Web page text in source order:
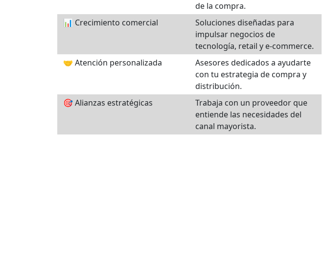
de la compra.
📊 Crecimiento comercial
Soluciones diseñadas para
impulsar negocios de
tecnología, retail y e-commerce.
🤝 Atención personalizada
Asesores dedicados a ayudarte
con tu estrategia de compra y
distribución.
🎯 Alianzas estratégicas
Trabaja con un proveedor que
entiende las necesidades del
canal mayorista.